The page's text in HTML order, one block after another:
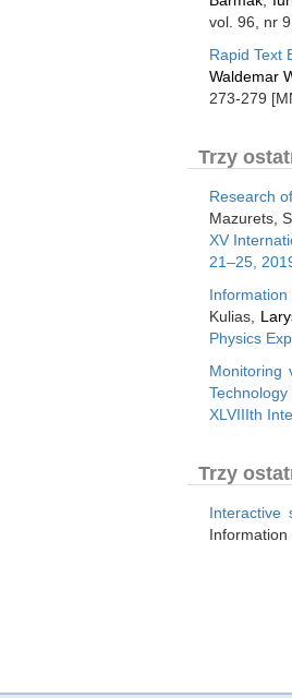
vol. 96, nr
Rapid Text
Waldemar
273-279
Trzy
Research
Mazurets,
XV
21–25,
Kulias,
Physics
Monitoring
XLVIIIth
Trzy
Interactive